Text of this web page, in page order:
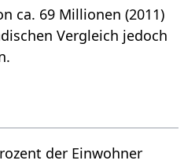
ca. 69 Millionen (2011)
Vergleich jedoch
der Einwohner